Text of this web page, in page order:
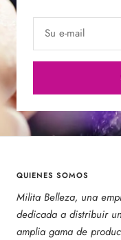
Su e-mail
QUIENES SOMOS
Milita Belleza, una
dedicada a distribuir
amplia gama de